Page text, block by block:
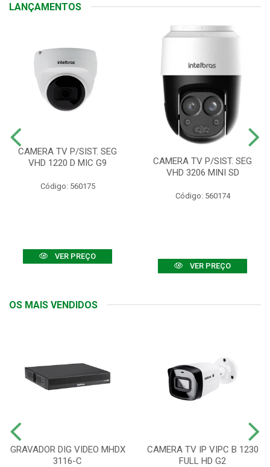
LANÇAMENTOS
CAMERA TV P/SIST. SEG
VHD 1220 D MIC G9
Código: 560175
VER PREÇO
CAMERA TV P/SIST. SEG
VHD 3206 MINI SD
Código: 560174
VER PREÇO
OS MAIS VENDIDOS
GRAVADOR DIG VIDEO MHDX
3116-C
CAMERA TV IP VIPC B 1230
FULL HD G2